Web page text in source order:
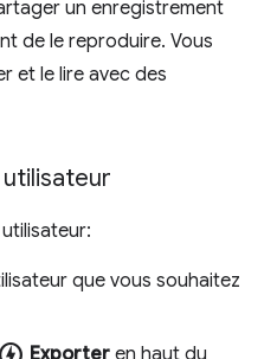
un enregistrement
de le reproduire. Vous
et le lire avec des
que vous souhaitez
Exporter en haut du